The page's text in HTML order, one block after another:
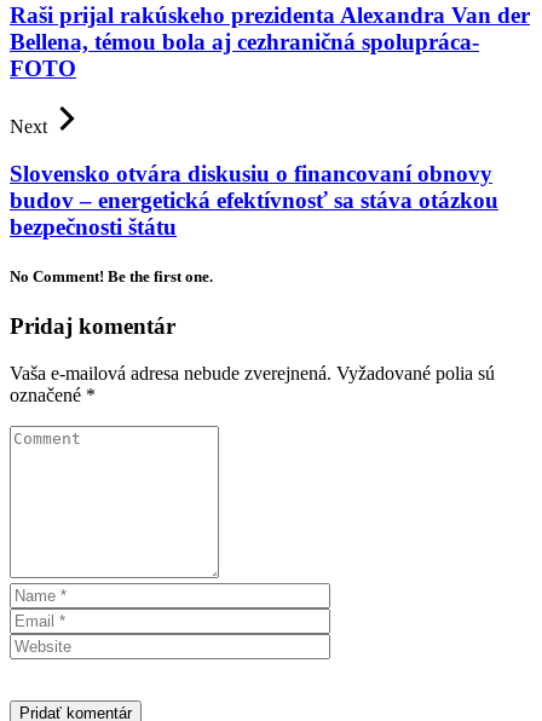
Raši prijal rakúskeho prezidenta Alexandra Van der
Bellena, témou bola aj cezhraničná spolupráca-
FOTO
Next
Slovensko otvára diskusiu o financovaní obnovy
budov – energetická efektívnosť sa stáva otázkou
bezpečnosti štátu
No Comment! Be the first one.
Pridaj komentár
Vaša e-mailová adresa nebude zverejnená. Vyžadované polia sú
označené *